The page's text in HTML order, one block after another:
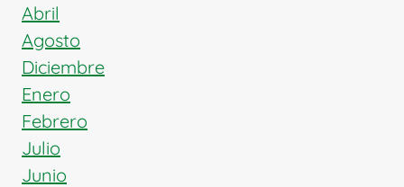
Abril
Agosto
Diciembre
Enero
Febrero
Julio
Junio